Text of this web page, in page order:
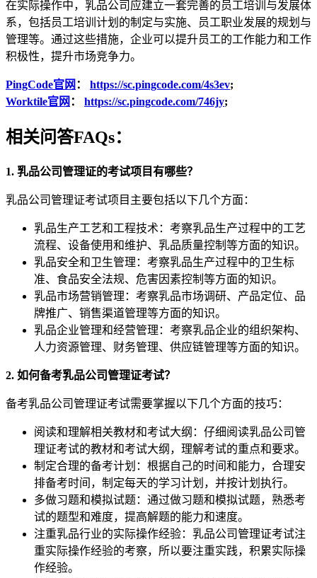
在实际操作中，乳品公司应建立一套完善的员工培训与发展体
系，包括员工培训计划的制定与实施、员工职业发展的规划与
管理等。通过这些措施，企业可以提升员工的工作能力和工作
积极性，提升市场竞争力。
PingCode官网 ： https://sc.pingcode.com/4s3ev;
Worktile官网 ： https://sc.pingcode.com/746jy;
相关问答FAQs：
1. 乳品公司管理证的考试项目有哪些？
乳品公司管理证考试项目主要包括以下几个方面：
乳品生产工艺和工程技术：考察乳品生产过程中的工艺
流程、设备使用和维护、乳品质量控制等方面的知识。
乳品安全和卫生管理：考察乳品生产过程中的卫生标
准、食品安全法规、危害因素控制等方面的知识。
乳品市场营销管理：考察乳品市场调研、产品定位、品
牌推广、销售渠道管理等方面的知识。
乳品企业管理和经营管理：考察乳品企业的组织架构、
人力资源管理、财务管理、供应链管理等方面的知识。
2. 如何备考乳品公司管理证考试？
备考乳品公司管理证考试需要掌握以下几个方面的技巧：
阅读和理解相关教材和考试大纲：仔细阅读乳品公司管
理证考试的教材和考试大纲，理解考试的重点和要求。
制定合理的备考计划：根据自己的时间和能力，合理安
排备考时间，制定每天的学习计划，并按计划执行。
多做习题和模拟试题：通过做习题和模拟试题，熟悉考
试的题型和难度，提高解题的能力和速度。
注重乳品行业的实际操作经验：乳品公司管理证考试注
重实际操作经验的考察，所以要注重实践，积累实际操
作经验。